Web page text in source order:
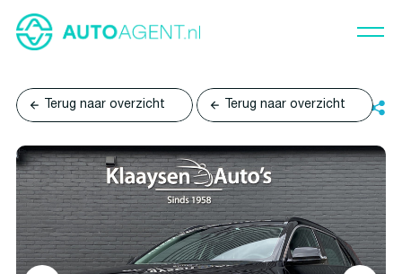
Terug naar overzicht Terug naar overzicht